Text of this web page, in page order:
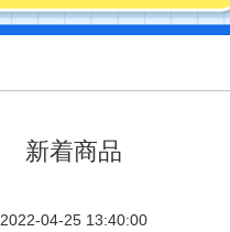
新着商品
2022-04-25 13:40:00